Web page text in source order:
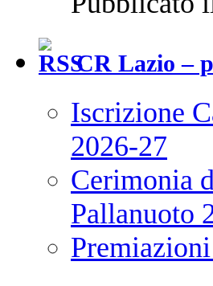
CR Lazio –
Iscrizione
2026-27
Cerimonia
Pallanuoto